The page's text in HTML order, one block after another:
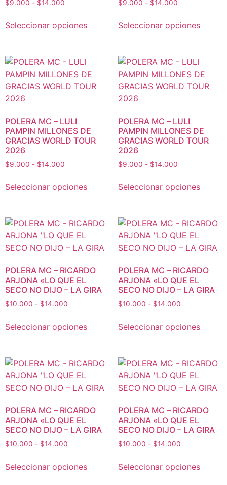
$9.000 - $14.000
Seleccionar opciones
$9.000 - $14.000
Seleccionar opciones
POLERA MC – LULI
PAMPIN MILLONES DE
GRACIAS WORLD TOUR
2026
$9.000 - $14.000
Seleccionar opciones
POLERA MC – LULI
PAMPIN MILLONES DE
GRACIAS WORLD TOUR
2026
$9.000 - $14.000
Seleccionar opciones
POLERA MC – RICARDO
ARJONA «LO QUE EL
SECO NO DIJO – LA GIRA
$10.000 - $14.000
Seleccionar opciones
POLERA MC – RICARDO
ARJONA «LO QUE EL
SECO NO DIJO – LA GIRA
$10.000 - $14.000
Seleccionar opciones
POLERA MC – RICARDO
ARJONA «LO QUE EL
SECO NO DIJO – LA GIRA
$10.000 - $14.000
Seleccionar opciones
POLERA MC – RICARDO
ARJONA «LO QUE EL
SECO NO DIJO – LA GIRA
$10.000 - $14.000
Seleccionar opciones